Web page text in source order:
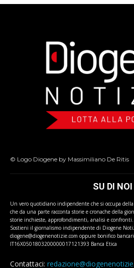
© Logo Diogene by Massimiliano De Ritis
SU DI NOI
Un vero quotidiano indipendente che si occupa
che da una parte racconta storie e cronache della
storie inchieste, approfondimenti, analisi e confronti.
Sostieni il giornalismo indipendente di Diogene
diogene@diogenenotizie.com oppure bonifico
IT16X0501803200000017121393 Banca Etica
Contattaci: